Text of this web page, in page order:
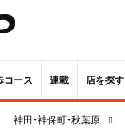
コース 連載 店を探す
神田・神保町・秋葉原